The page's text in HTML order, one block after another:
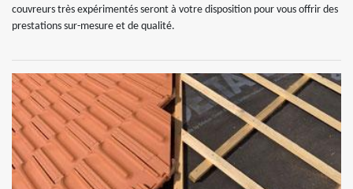
couvreurs très expérimentés seront à votre disposition pour vous offrir des
prestations sur-mesure et de qualité.